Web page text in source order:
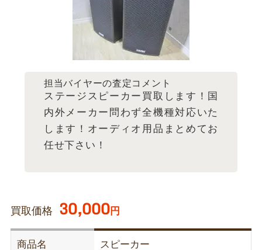
担当バイヤーの査定コメント
ステージスピーカー買取します！国
内外メーカー問わず全機種対応いた
します！オーディオ用品まとめてお
任せ下さい！
買取価格 30,000円
商品名 スピーカー